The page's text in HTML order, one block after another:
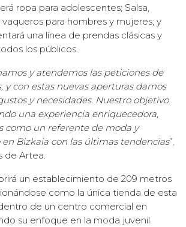
ropa para adolescentes; Salsa,
para hombres y mujeres; y
una línea de prendas clásicas y
los públicos.
y atendemos las peticiones de
y con estas nuevas aperturas damos
y necesidades. Nuestro objetivo
una experiencia enriquecedora,
como un referente de moda y
Bizkaia con las últimas tendencias”,
de Artea.
un establecimiento de 209 metros
como la única tienda de esta
de un centro comercial en
su enfoque en la moda juvenil.